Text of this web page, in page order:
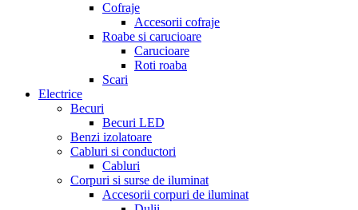
Cofraje
Accesorii cofraje
Roabe si carucioare
Carucioare
Roti roaba
Scari
Electrice
Becuri
Becuri LED
Benzi izolatoare
Cabluri si conductori
Cabluri
Corpuri si surse de iluminat
Accesorii corpuri de iluminat